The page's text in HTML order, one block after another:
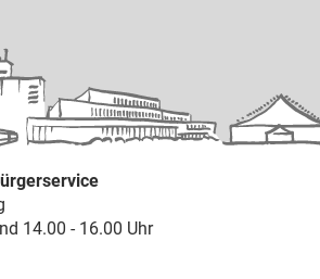
14.00 - 16.00 Uhr